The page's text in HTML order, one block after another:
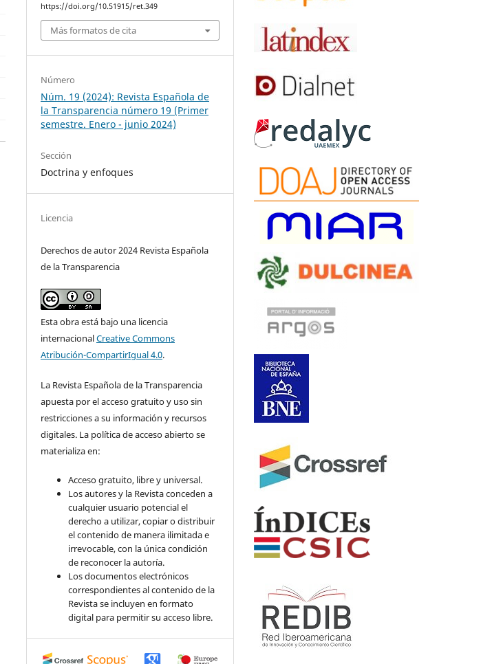
https://doi.org/10.51915/ret.349
Más formatos de cita
Número
Núm. 19 (2024): Revista Española de
la Transparencia número 19 (Primer
semestre. Enero - junio 2024)
Sección
Doctrina y enfoques
Licencia
Derechos de autor 2024 Revista Española
de la Transparencia
Esta obra está bajo una licencia
internacionalCreative Commons
Atribución-CompartirIgual 4.0.
La Revista Española de la Transparencia
apuesta por el acceso gratuito y uso sin
restricciones a su información y recursos
digitales. La política de acceso abierto se
materializa en:
Acceso gratuito, libre y universal.
Los autores y la Revista conceden a
cualquier usuario potencial el
derecho a utilizar, copiar o distribuir
el contenido de manera ilimitada e
irrevocable, con la única condición
de reconocer la autoría.
Los documentos electrónicos
correspondientes al contenido de la
Revista se incluyen en formato
digital para permitir su acceso libre.